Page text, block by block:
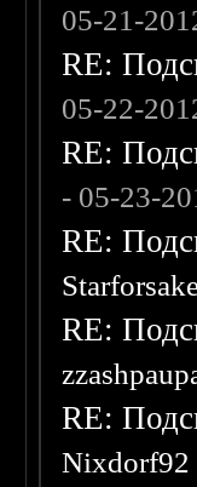
05-21-
RE:
05-22-
RE:
- 05-23-
RE:
RE:
RE:
Nixdorf92